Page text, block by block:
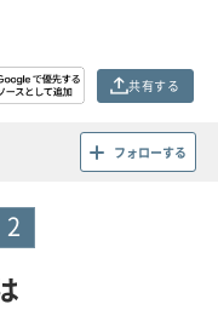
共有する
フォローする
2